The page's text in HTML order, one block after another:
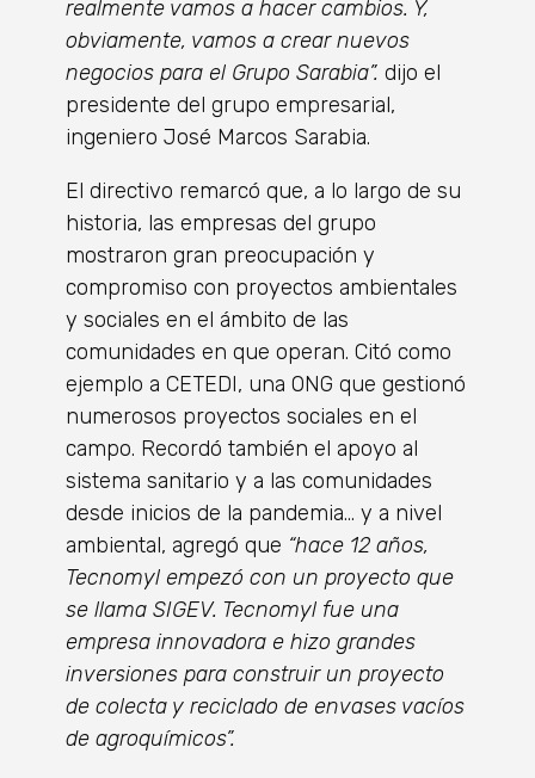
realmente vamos a hacer cambios. Y,
obviamente, vamos a crear nuevos
negocios para el Grupo Sarabia”. dijo el
presidente del grupo empresarial,
ingeniero José Marcos Sarabia.
El directivo remarcó que, a lo largo de su
historia, las empresas del grupo
mostraron gran preocupación y
compromiso con proyectos ambientales
y sociales en el ámbito de las
comunidades en que operan. Citó como
ejemplo a CETEDI, una ONG que gestionó
numerosos proyectos sociales en el
campo. Recordó también el apoyo al
sistema sanitario y a las comunidades
desde inicios de la pandemia… y a nivel
ambiental, agregó que “hace 12 años,
Tecnomyl empezó con un proyecto que
se llama SIGEV. Tecnomyl fue una
empresa innovadora e hizo grandes
inversiones para construir un proyecto
de colecta y reciclado de envases vacíos
de agroquímicos”.